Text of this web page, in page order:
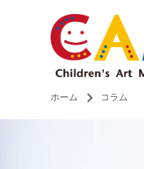
ホーム コラム